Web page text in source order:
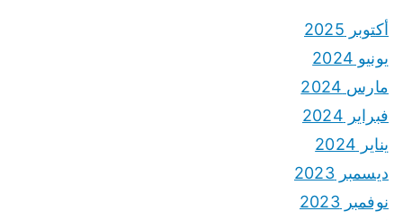
أكتوبر 2025
يونيو 2024
مارس 2024
فبراير 2024
يناير 2024
ديسمبر 2023
نوفمبر 2023